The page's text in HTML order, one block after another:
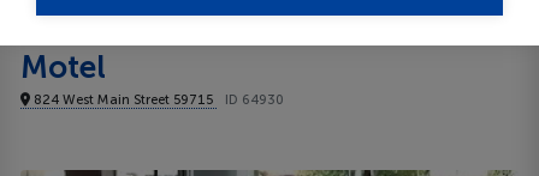
Motel
824 West Main Street 59715 ID 64930